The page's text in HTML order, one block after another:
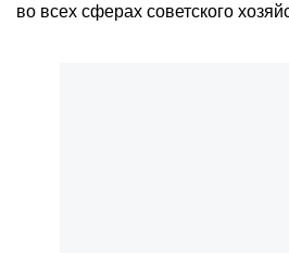
во всех сферах советского